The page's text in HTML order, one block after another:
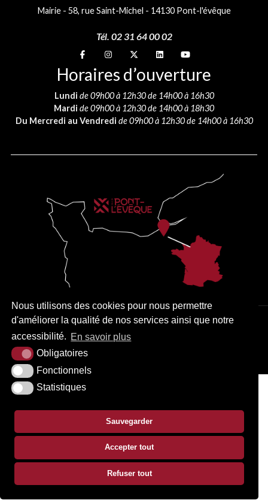
Nous utilisons des cookies pour nous permettre
d'améliorer la qualité de nos services ainsi que notre
accessibilité. En savoir plus
Obligatoires
Fonctionnels
Statistiques
Sauvegarder
Accepter tout
Refuser tout
Mairie - 58, rue Saint-Michel - 14130 Pont-l'évêque
Tél. 02 31 64 00 02
Suivez-nous sur
Suivez-nous sur
Suivez-nous sur
Suivez-nous sur
Suivez-nous sur
Horaires d’ouverture
Lundi de 09h00 à 12h30 de 14h00 à 16h30
Mardi de 09h00 à 12h30 de 14h00 à 18h30
Du Mercredi au Vendredi de 09h00 à 12h30 de 14h00 à 16h30
PLAN DU SITE MENTIONS LÉGALES ACCESSIBILITÉ